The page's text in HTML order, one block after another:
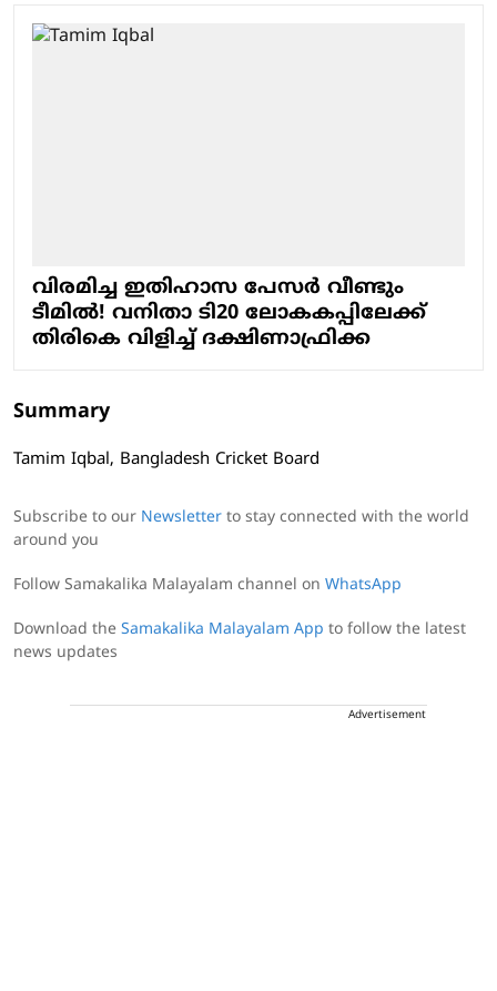
വിരമിച്ച ഇതിഹാസ പേസർ വീണ്ടും
ടീമിൽ! വനിതാ ടി20 ലോകകപ്പിലേക്ക്
തിരികെ വിളിച്ച് ദക്ഷിണാഫ്രിക്ക
Summary
Tamim Iqbal, Bangladesh Cricket Board
Subscribe to our Newsletter to stay connected with the world
around you
Follow Samakalika Malayalam channel on WhatsApp
Download the Samakalika Malayalam App to follow the latest
news updates
Advertisement